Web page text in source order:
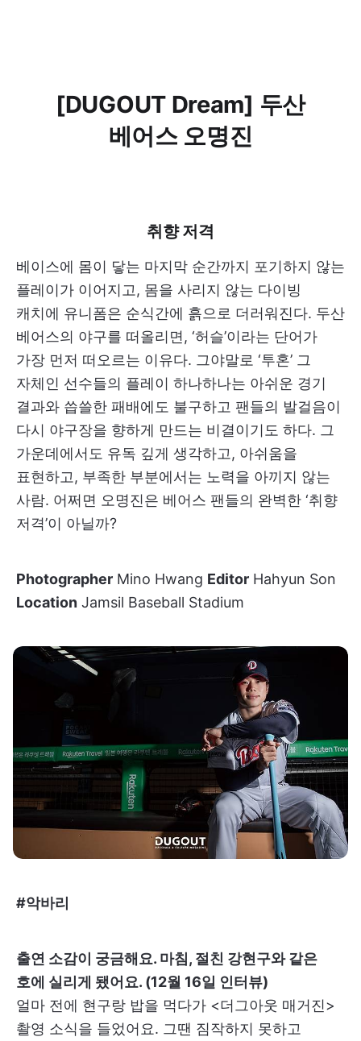
[DUGOUT Dream] 두산
베어스 오명진
취향 저격
베이스에 몸이 닿는 마지막 순간까지 포기하지 않는
플레이가 이어지고, 몸을 사리지 않는 다이빙
캐치에 유니폼은 순식간에 흙으로 더러워진다. 두산
베어스의 야구를 떠올리면, ‘허슬’이라는 단어가
가장 먼저 떠오르는 이유다. 그야말로 ‘투혼’ 그
자체인 선수들의 플레이 하나하나는 아쉬운 경기
결과와 씁쓸한 패배에도 불구하고 팬들의 발걸음이
다시 야구장을 향하게 만드는 비결이기도 하다. 그
가운데에서도 유독 깊게 생각하고, 아쉬움을
표현하고, 부족한 부분에서는 노력을 아끼지 않는
사람. 어쩌면 오명진은 베어스 팬들의 완벽한 ‘취향
저격’이 아닐까?
Photographer Mino Hwang Editor Hahyun Son
Location Jamsil Baseball Stadium
#악바리
출연 소감이 궁금해요. 마침, 절친 강현구와 같은
호에 실리게 됐어요. (12월 16일 인터뷰)
얼마 전에 현구랑 밥을 먹다가 <더그아웃 매거진>
촬영 소식을 들었어요. 그땐 짐작하지 못하고